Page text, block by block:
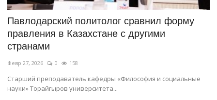
Павлодарский политолог сравнил форму
правления в Казахстане с другими
странами
Февр 27, 2026 0 158
Старший преподаватель кафедры «Философия и социальные
науки» Торайгыров университета...